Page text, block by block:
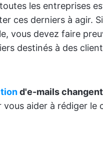
les entreprises
ces derniers à agir.
vous devez faire
destinés à des
d'e-mails
aider à rédiger le